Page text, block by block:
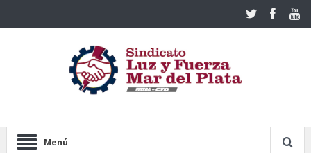
Menú